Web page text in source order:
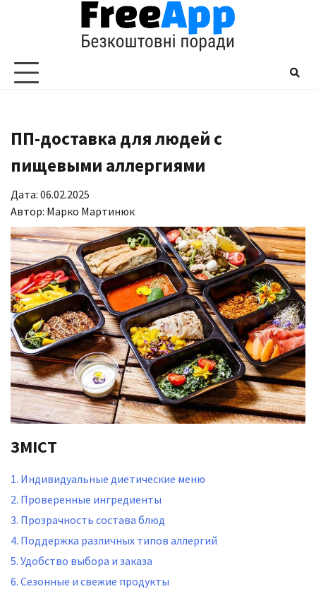
ПП-доставка для людей с
пищевыми аллергиями
Дата: 06.02.2025
Автор: Марко Мартинюк
ЗМІСТ
1. Индивидуальные диетические меню
2. Проверенные ингредиенты
3. Прозрачность состава блюд
4. Поддержка различных типов аллергий
5. Удобство выбора и заказа
6. Сезонные и свежие продукты